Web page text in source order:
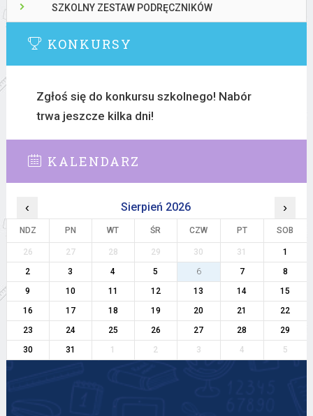
SZKOLNY ZESTAW PODRĘCZNIKÓW
KONKURSY
Zgłoś się do konkursu szkolnego! Nabór
trwa jeszcze kilka dni!
KALENDARZ
‹ Sierpień 2026 ›
NDZ PN WT ŚR CZW PT SOB
26 27 28 29 30 31
1
2
3 4 5 6 7
8
9
10 11 12 13 14
15
16
17 18 19 20 21
22
23
24 25 26 27 28
29
30
31 1 2 3 4 5